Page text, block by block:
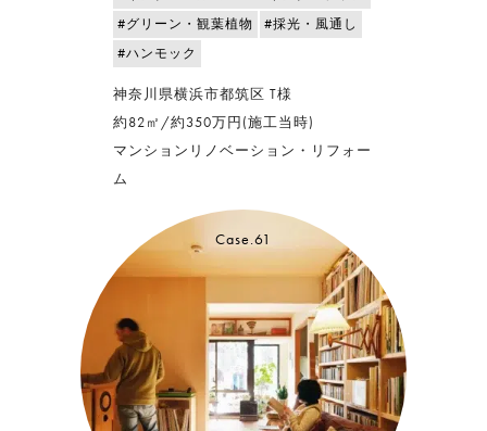
#グリーン・観葉植物
#採光・風通し
#ハンモック
神奈川県横浜市都筑区 T様
約82㎡/約350万円(施工当時)
マンションリノベーション・リフォー
ム
Case.61